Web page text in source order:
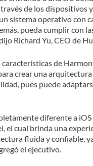
de los dispositivos
sistema operativo con
pueda cumplir con
Richard Yu, CEO de
características de
crear una
pues puede
diferente a
el cual brinda una
fluida y confiable,
el ejecutivo.